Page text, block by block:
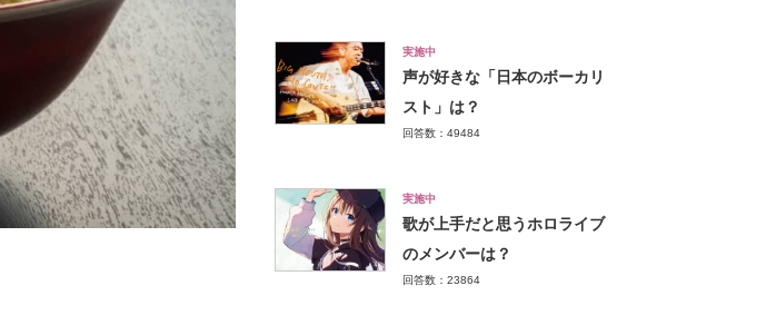
実施中
声が好きな「日本のボーカリ
スト」は？
回答数：49484
実施中
歌が上手だと思うホロライブ
のメンバーは？
回答数：23864